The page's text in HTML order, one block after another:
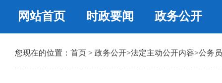
网站首页 时政要闻 政务公开
您现在的位置： 首页 > 政务公开>法定主动公开内容>公务